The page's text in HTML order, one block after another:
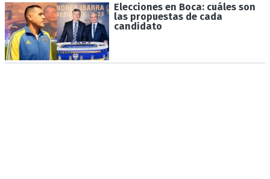
Elecciones en Boca: cuáles son
las propuestas de cada
candidato